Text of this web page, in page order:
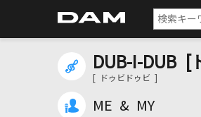
DUB-I-DUB [
[ ドゥビドゥビ ]
ME & MY